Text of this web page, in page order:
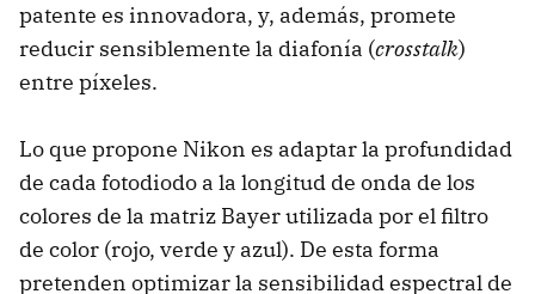
patente es innovadora, y, además, promete
reducir sensiblemente la diafonía (crosstalk)
entre píxeles.
Lo que propone Nikon es adaptar la profundidad
de cada fotodiodo a la longitud de onda de los
colores de la matriz Bayer utilizada por el filtro
de color (rojo, verde y azul). De esta forma
pretenden optimizar la sensibilidad espectral de